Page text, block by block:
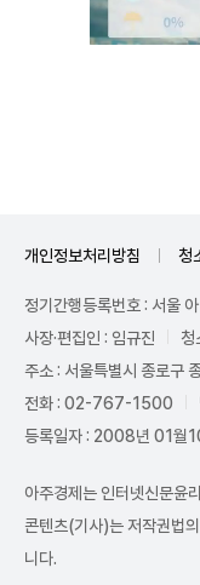
개인정보처리방침 청
정기간행등록번호 : 서울
사장·편집인 : 임규진
청
주소 : 서울특별시 종로구
전화 : 02-767-1500
등록일자 : 2008년 01월
아주경제는 인터넷신문윤
콘텐츠(기사)는 저작권법
니다.